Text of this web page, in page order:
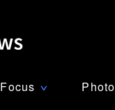
Focus ∨ Photo